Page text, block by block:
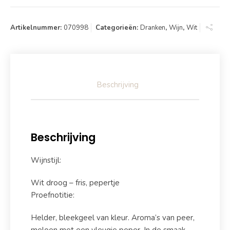
Artikelnummer: 070998 Categorieën: Dranken, Wijn, Wit
Beschrijving
Beschrijving
Wijnstijl:
Wit droog – fris, pepertje
Proefnotitie:
Helder, bleekgeel van kleur. Aroma’s van peer,